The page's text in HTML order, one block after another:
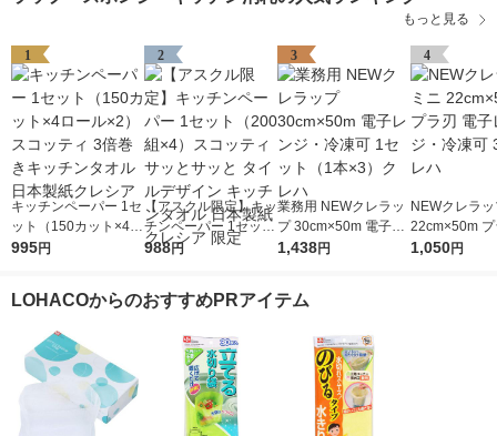
もっと見る
1
キッチンペーパー 1セ
ット（150カット×4ロ
ール×2） スコッティ
995円
2
【アスクル限定】キッ
チンペーパー 1セット
（200組×4）スコッテ
タオル 日本製紙クレ
988円
3
業務用 NEWクレラッ
プ 30cm×50m 電子レ
ンジ・冷凍可 1セット
1,438円
4
NEWクレラ
22cm×50m
子レンジ・冷
1,050円
LOHACOからのおすすめPRアイテム